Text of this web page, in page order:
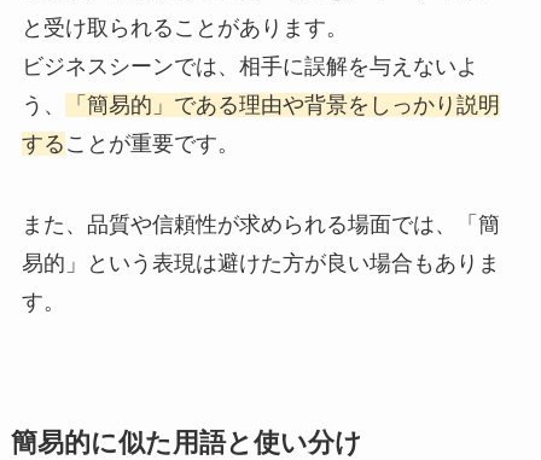
と受け取られることがあります。
ビジネスシーンでは、相手に誤解を与えないよ
う、
「簡易的」である理由や背景をしっかり説明
する ことが重要です。
また、品質や信頼性が求められる場面では、「簡
易的」という表現は避けた方が良い場合もありま
す。
簡易的に似た用語と使い分け